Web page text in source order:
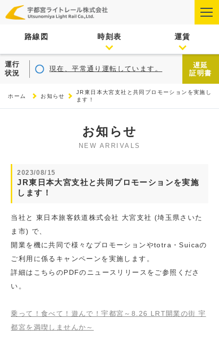
路線図 時刻表 運賃
運行
状況
現在、平常通り運転しています。
遅延
証明書
ホーム お知らせ
JR東日本大宮支社と共同プロモーションを実施し
ます！
お知らせ
NEW ARRIVALS
2023/08/15
JR東日本大宮支社と共同プロモーションを実施
します！
当社と 東日本旅客鉄道株式会社 大宮支社 (埼玉県さいた
ま市) で、
開業を機に共同で様々なプロモーションやtotra・Suicaの
ご利用に係るキャンペーンを実施します。
詳細はこちらのPDFのニュースリリースをご参照くださ
い。
乗って！食べて！遊んで！宇都宮～8.26 LRT開業の街 宇
都宮を満喫しませんか～